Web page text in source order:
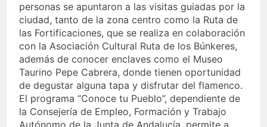
personas se apuntaron a las visitas guiadas por la
ciudad, tanto de la zona centro como la Ruta de
las Fortificaciones, que se realiza en colaboración
con la Asociación Cultural Ruta de los Búnkeres,
además de conocer enclaves como el Museo
Taurino Pepe Cabrera, donde tienen oportunidad
de degustar alguna tapa y disfrutar del flamenco.
El programa “Conoce tu Pueblo”, dependiente de
la Consejería de Empleo, Formación y Trabajo